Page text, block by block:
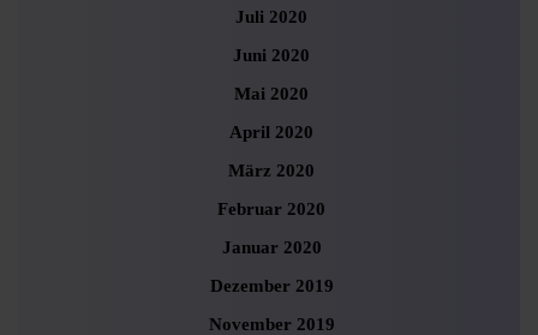
Juli 2020
Juni 2020
Mai 2020
April 2020
März 2020
Februar 2020
Januar 2020
Dezember 2019
November 2019